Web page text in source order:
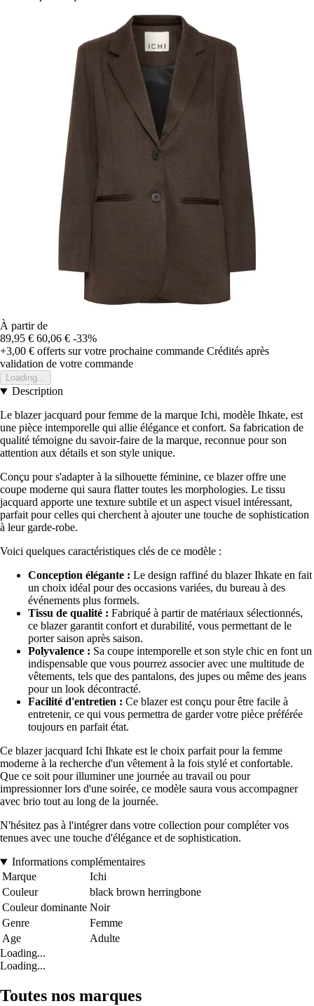
À partir de
89,95 € 60,06 € -33%
+3,00 € offerts sur votre prochaine commande Crédités après
validation de votre commande
Loading...
Description
Le blazer jacquard pour femme de la marque Ichi, modèle Ihkate, est
une pièce intemporelle qui allie élégance et confort. Sa fabrication de
qualité témoigne du savoir-faire de la marque, reconnue pour son
attention aux détails et son style unique.
Conçu pour s'adapter à la silhouette féminine, ce blazer offre une
coupe moderne qui saura flatter toutes les morphologies. Le tissu
jacquard apporte une texture subtile et un aspect visuel intéressant,
parfait pour celles qui cherchent à ajouter une touche de sophistication
à leur garde-robe.
Voici quelques caractéristiques clés de ce modèle :
Conception élégante : Le design raffiné du blazer Ihkate en fait
un choix idéal pour des occasions variées, du bureau à des
événements plus formels.
Tissu de qualité : Fabriqué à partir de matériaux sélectionnés,
ce blazer garantit confort et durabilité, vous permettant de le
porter saison après saison.
Polyvalence : Sa coupe intemporelle et son style chic en font un
indispensable que vous pourrez associer avec une multitude de
vêtements, tels que des pantalons, des jupes ou même des jeans
pour un look décontracté.
Facilité d'entretien : Ce blazer est conçu pour être facile à
entretenir, ce qui vous permettra de garder votre pièce préférée
toujours en parfait état.
Ce blazer jacquard Ichi Ihkate est le choix parfait pour la femme
moderne à la recherche d'un vêtement à la fois stylé et confortable.
Que ce soit pour illuminer une journée au travail ou pour
impressionner lors d'une soirée, ce modèle saura vous accompagner
avec brio tout au long de la journée.
N'hésitez pas à l'intégrer dans votre collection pour compléter vos
tenues avec une touche d'élégance et de sophistication.
Informations complémentaires
Marque
Ichi
Couleur
black brown herringbone
Couleur dominante Noir
Genre
Femme
Age
Adulte
Loading...
Loading...
Toutes nos marques